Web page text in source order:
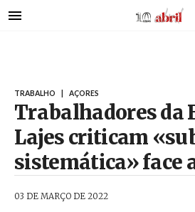
para
TRABALHO AÇORES
Trabalhadores da
Lajes criticam
sistemática» face
03 DE MARÇO DE 2022